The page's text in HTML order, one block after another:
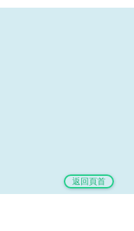
返回頁首